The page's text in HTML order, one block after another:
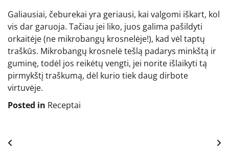
Galiausiai, čeburekai yra geriausi, kai valgomi iškart, kol
vis dar garuoja. Tačiau jei liko, juos galima pašildyti
orkaitėje (ne mikrobangų krosnelėje!), kad vėl taptų
traškūs. Mikrobangų krosnelė tešlą padarys minkštą ir
guminę, todėl jos reikėtų vengti, jei norite išlaikyti tą
pirmykštį traškumą, dėl kurio tiek daug dirbote
virtuvėje.
Posted in Receptai
Navigacija